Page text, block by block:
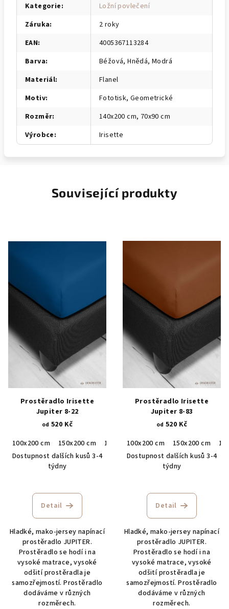
Kategorie:
Ložní povlečení
Záruka:
2 roky
EAN:
4005367113284
Barva:
Béžová, Hnědá, Modrá
Materiál:
Flanel
Motiv:
Fototisk, Geometrické
Rozměr:
140x200 cm, 70x90 cm
Výrobce: Irisette
Související produkty
Prostěradlo Irisette
Jupiter 8-22
od 520 Kč
100x200 cm
150x200 cm
190x200 cm
Dostupnost dalších kusů 3-4
týdny
Detail
Hladké, mako-jersey napínací
prostěradlo JUPITER.
Prostěradlo se hodí i na
vysoké matrace, vysoké
odšití prostěradla je
samozřejmostí. Prostěradlo
dodáváme v různých
rozměrech.
Prostěradlo Irisette
Jupiter 8-83
od 520 Kč
100x200 cm
150x200 cm
Dostupnost dalších kusů 3-4
týdny
Detail
Hladké, mako-jersey napínací
prostěradlo JUPITER.
Prostěradlo se hodí i na
vysoké matrace, vysoké
odšití prostěradla je
samozřejmostí. Prostěradlo
dodáváme v různých
rozměrech.